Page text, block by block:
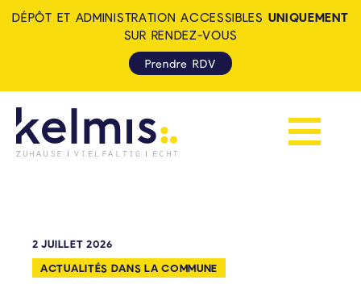
Afficher la
DÉPÔT ET ADMINISTRATION ACCESSIBLES UNIQUEMENT
SUR RENDEZ-VOUS
Prendre RDV
2 JUILLET 2026
ACTUALITÉS DANS LA COMMUNE